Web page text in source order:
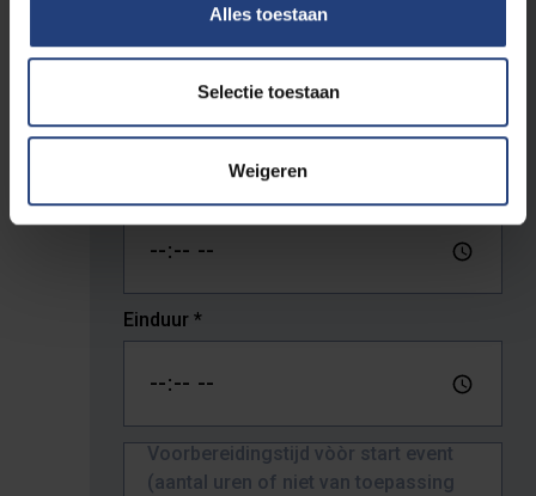
Alles toestaan
Selectie toestaan
Weigeren
Donderdag
Vrijdag
Zaterdag
Zondag
Einduur *
Voorbereidingstijd vòòr start event
(aantal uren of niet van toepassing